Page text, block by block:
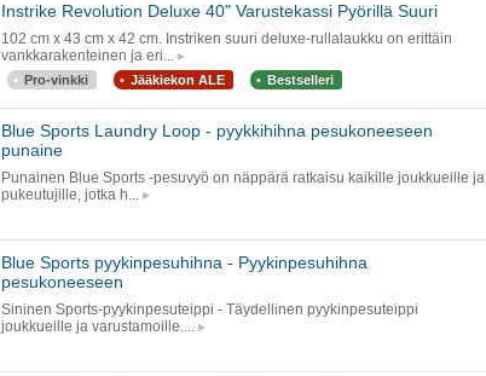
Instrike Revolution Deluxe 40" Varustekassi Pyörillä Suuri
102 cm x 43 cm x 42 cm. Instriken suuri deluxe-rullalaukku on erittäin
vankkarakenteinen ja eri...
Pro-vinkki Jääkiekon ALE Bestselleri
Blue Sports Laundry Loop - pyykkihihna pesukoneeseen
punaine
Punainen Blue Sports -pesuvyö on näppärä ratkaisu kaikille joukkueille ja
pukeutujille, jotka h...
Blue Sports pyykinpesuhihna - Pyykinpesuhihna
pesukoneeseen
Sininen Sports-pyykinpesuteippi - Täydellinen pyykinpesuteippi
joukkueille ja varustamoille....